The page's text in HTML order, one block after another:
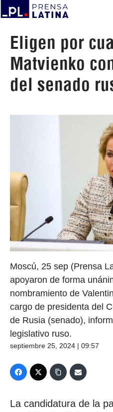
Eligen por
Matvienko
del senado
Moscú, 25 sep (Prensa
apoyaron de forma
nombramiento de
cargo de presidenta del
de Rusia (senado),
legislativo ruso.
septiembre 25, 2024 | 09:57
La candidatura de la